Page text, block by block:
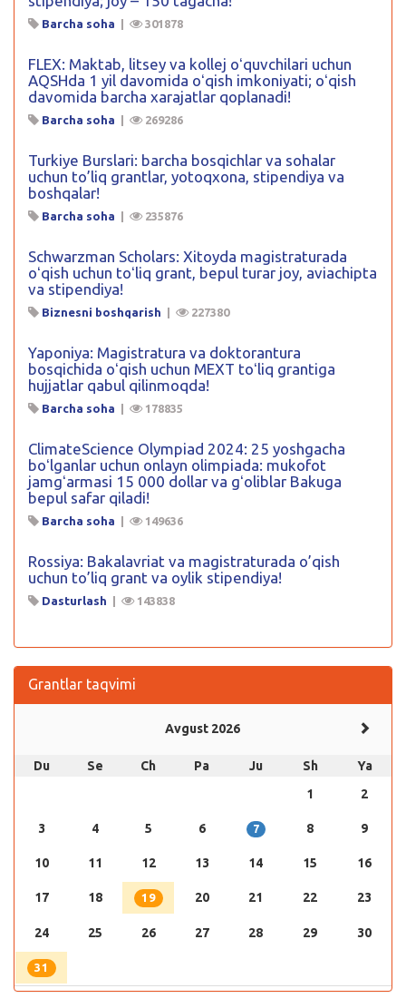
Barcha soha | 301878
FLEX: Maktab, litsey va kollej oʻquvchilari uchun
AQSHda 1 yil davomida oʻqish imkoniyati; oʻqish
davomida barcha xarajatlar qoplanadi!
Barcha soha | 269286
Turkiye Burslari: barcha bosqichlar va sohalar
uchun to’liq grantlar, yotoqxona, stipendiya va
boshqalar!
Barcha soha | 235876
Schwarzman Scholars: Xitoyda magistraturada
oʻqish uchun toʻliq grant, bepul turar joy, aviachipta
va stipendiya!
Biznesni boshqarish | 227380
Yaponiya: Magistratura va doktorantura
bosqichida oʻqish uchun MEXT toʻliq grantiga
hujjatlar qabul qilinmoqda!
Barcha soha | 178835
ClimateScience Olympiad 2024: 25 yoshgacha
boʻlganlar uchun onlayn olimpiada: mukofot
jamgʻarmasi 15 000 dollar va gʻoliblar Bakuga
bepul safar qiladi!
Barcha soha | 149636
Rossiya: Bakalavriat va magistraturada o’qish
uchun to’liq grant va oylik stipendiya!
Dasturlash | 143838
Grantlar taqvimi
Avgust 2026
Du Se Ch Pa Ju Sh
Ya
1
2
3 4 5 6 7 8 9
10 11 12 13 14 15 16
17 18 19 20 21 22 23
24 25 26 27 28 29 30
31